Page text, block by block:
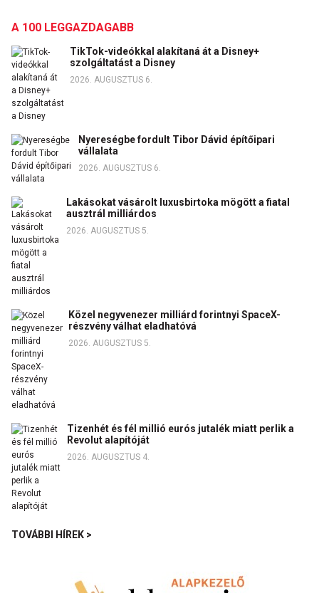
A 100 LEGGAZDAGABB
TikTok-videókkal alakítaná át a Disney+
szolgáltatást a Disney
2026. AUGUSZTUS 6.
Nyereségbe fordult Tibor Dávid építőipari
vállalata
2026. AUGUSZTUS 6.
Lakásokat vásárolt luxusbirtoka mögött a fiatal
ausztrál milliárdos
2026. AUGUSZTUS 5.
Közel negyvenezer milliárd forintnyi SpaceX-
részvény válhat eladhatóvá
2026. AUGUSZTUS 5.
Tizenhét és fél millió eurós jutalék miatt perlik a
Revolut alapítóját
2026. AUGUSZTUS 4.
TOVÁBBI HÍREK >